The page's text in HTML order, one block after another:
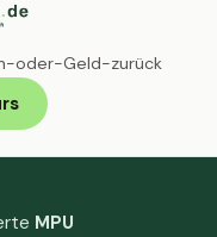
oder-Geld-zurück
MPU